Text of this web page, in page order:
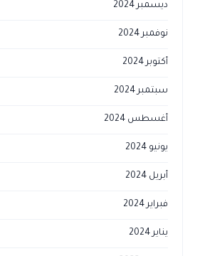
ديسمبر 2024
نوفمبر 2024
أكتوبر 2024
سبتمبر 2024
أغسطس 2024
يونيو 2024
أبريل 2024
فبراير 2024
يناير 2024